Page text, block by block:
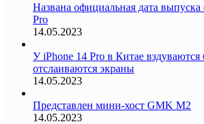
Названа официальная дата
Pro
14.05.2023
У iPhone 14 Pro в Китае вздуваются
отслаиваются экраны
14.05.2023
Представлен мини-хост GMK M2
14.05.2023